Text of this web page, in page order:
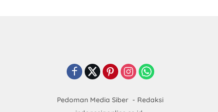
Pedoman Media Siber
Redaksi